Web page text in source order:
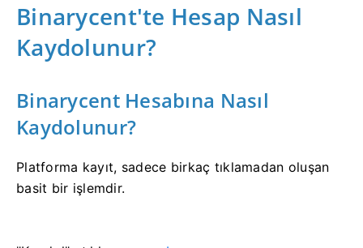
Binarycent'te Hesap Nasıl
Kaydolunur?
Binarycent Hesabına Nasıl
Kaydolunur?
Platforma kayıt, sadece birkaç tıklamadan oluşan
basit bir işlemdir.